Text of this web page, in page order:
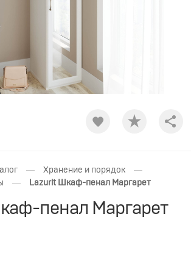
— Хранение и порядок —
— Lazurit Шкаф-пенал Маргарет
пенал Маргарет